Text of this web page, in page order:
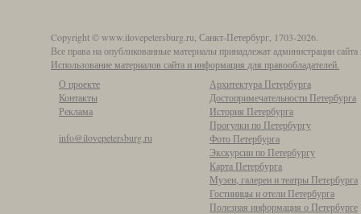
Copyright © www.ilovepetersburg.ru, Санкт-Петербург, 1703-2026.
Все права на опубликованные материалы принадлежат администрации
Использование материалов сайта и информация для правообладателей.
О проекте
Контакты
Реклама
info@ilovepetersburg.ru
Архитектура Петербурга
Достопримечательности Петербурга
История Петербурга
Прогулки по Петербургу
Фото Петербурга
Экскурсии по Петербургу
Карта Петербурга
Музеи, галереи и театры Петербурга
Гостиницы и отели Петербурга
Полезная информация о Петербурге